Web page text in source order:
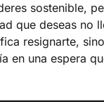
sostenible,
que deseas no
resignarte,
en una espera